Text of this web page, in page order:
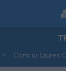
Corsi di Laurea